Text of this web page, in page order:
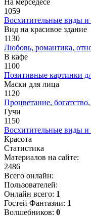
1059
Восхитительные виды и
Вид на красивое здание
1130
Любовь, романтика,
В кафе
1100
Позитивные картинки
Маски для лица
1120
Процветание,
Гучи
1150
Восхитительные виды и
Красота
Статистика
Материалов на сайте:
2486
Всего онлайн:
Пользователей:
Онлайн всего: 1
Гостей Фантазии: 1
Волшебников: 0